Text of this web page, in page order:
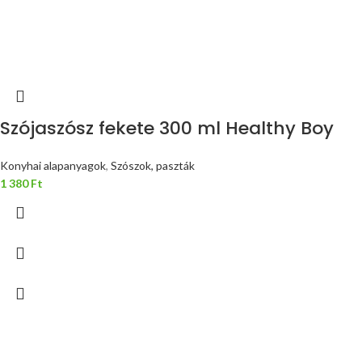
Szójaszósz fekete 300 ml Healthy Boy
Konyhai alapanyagok, Szószok, paszták
1 380Ft